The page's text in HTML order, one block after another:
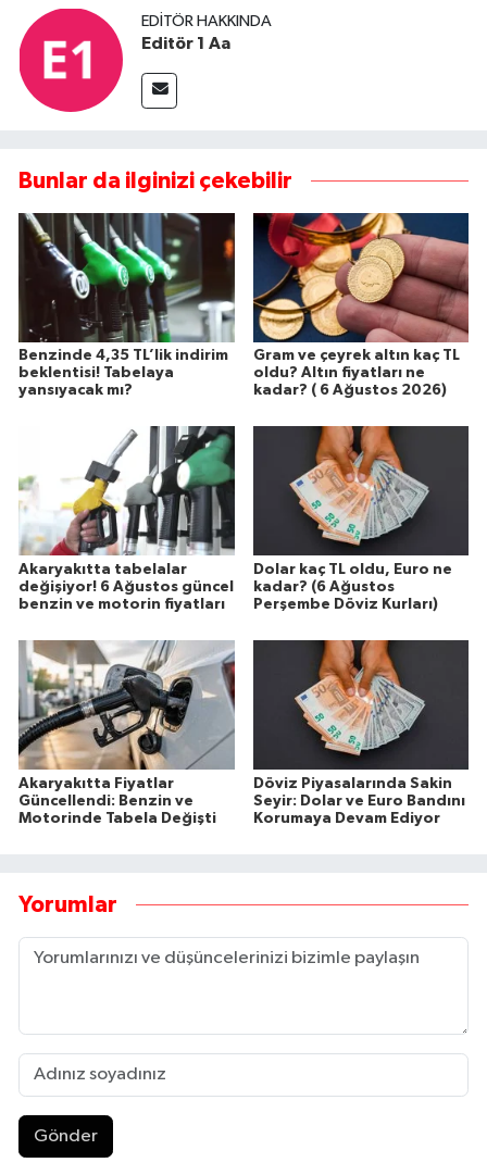
EDITÖR HAKKINDA
Editör 1 Aa
Bunlar da ilginizi çekebilir
Benzinde 4,35 TL’lik indirim
beklentisi! Tabelaya
yansıyacak mı?
Gram ve çeyrek altın kaç TL
oldu? Altın fiyatları ne
kadar? ( 6 Ağustos 2026)
Akaryakıtta tabelalar
değişiyor! 6 Ağustos güncel
benzin ve motorin fiyatları
Dolar kaç TL oldu, Euro ne
kadar? (6 Ağustos
Perşembe Döviz Kurları)
Akaryakıtta Fiyatlar
Güncellendi: Benzin ve
Motorinde Tabela Değişti
Döviz Piyasalarında Sakin
Seyir: Dolar ve Euro Bandını
Korumaya Devam Ediyor
Yorumlar
Gönder